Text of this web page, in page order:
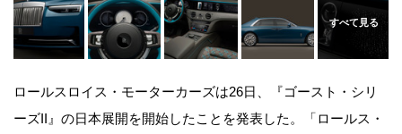
ロールスロイス・モーターカーズは26日、『ゴースト・シリ
ーズII』の日本展開を開始したことを発表した。「ロールス・